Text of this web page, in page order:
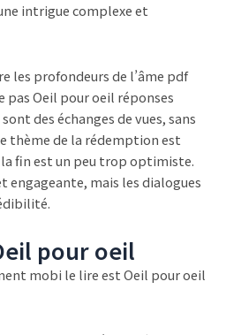
intrigue complexe et
les profondeurs de l’âme pdf
Oeil pour oeil réponses
des échanges de vues, sans
thème de la rédemption est
fin est un peu trop optimiste.
engageante, mais les dialogues
pour oeil
mobi le lire est Oeil pour oeil